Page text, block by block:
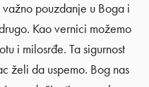
pouzdanje u Boga i
Kao vernici možemo
i milosrđe. Ta sigurnost
želi da uspemo. Bog nas